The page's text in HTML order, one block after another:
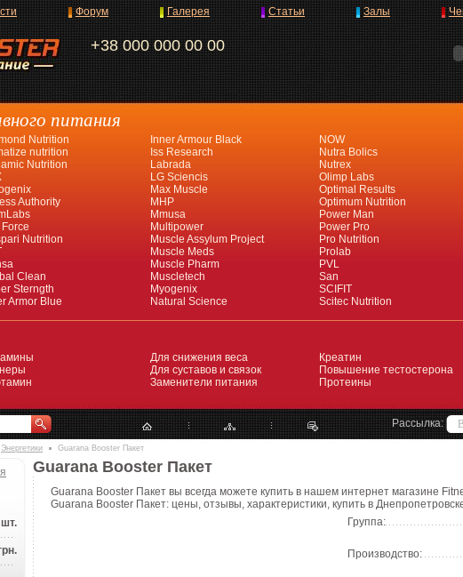
+38 000 000 00 00
Форум Галерея Статьи Залы
питания
Nutrition
nutrition
Nutrition
Authority
Force
Nutrition
Clean
Sterngth
Armor Blue
Inner Armour Black
Iss Research
Labrada
LG Sciencis
Max Muscle
MHP
Mmusa
Multipower
Muscle Assylum Project
Muscle Meds
Muscle Pharm
Muscletech
Myogenix
Natural Science
NOW
Nutra Bolics
Nutrex
Olimp Labs
Optimal Results
Optimum Nutrition
Power Man
Power Pro
Pro Nutrition
Prolab
PVL
San
SCIFIT
Scitec Nutrition
Для снижения веса
Для суставов и связок
Заменители питания
Креатин
Повышение тестостерона
Протеины
Рассылка:
Энергетики Guarana Booster Пакет
Guarana Booster Пакет
Guarana Booster Пакет вы всегда можете купить в нашем интернет магазине
Guarana Booster Пакет: цены, отзывы, характеристики, купить в
Группа:
Производство: